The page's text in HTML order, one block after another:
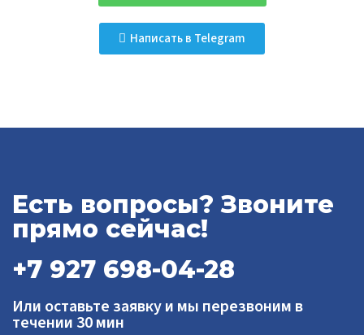
Написать в Telegram
Есть вопросы? Звоните
прямо сейчас!
+7 927 698-04-28
Или оставьте заявку и мы перезвоним в
течении 30 мин